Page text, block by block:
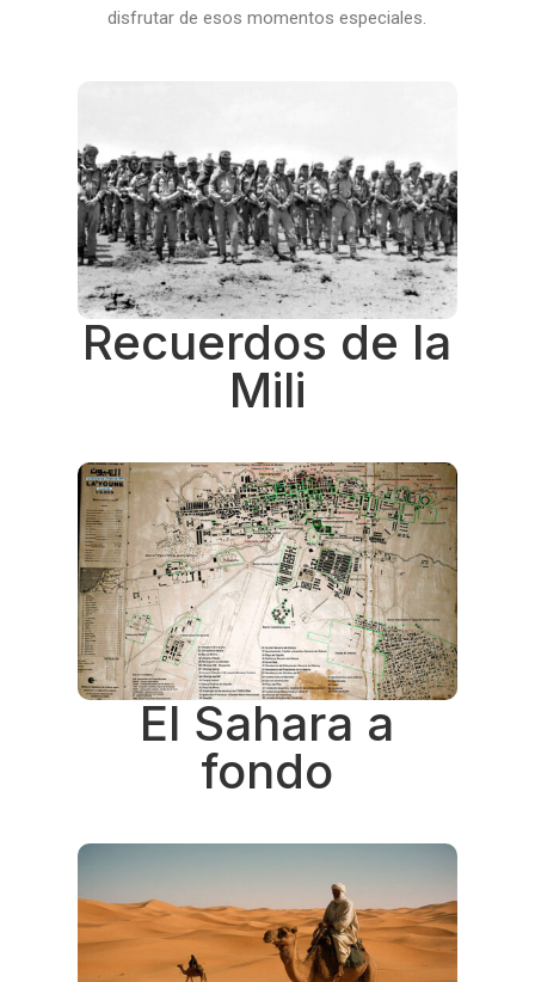
disfrutar de esos momentos especiales.
Recuerdos de la
Mili
El Sahara a
fondo